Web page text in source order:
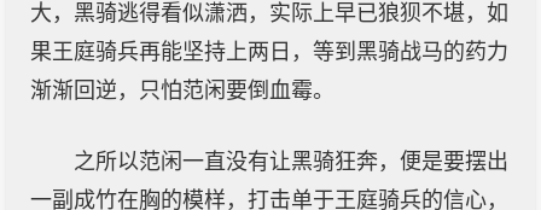
大，黑骑逃得看似潇洒，实际上早已狼狈不堪，如
果王庭骑兵再能坚持上两日，等到黑骑战马的药力
渐渐回逆，只怕范闲要倒血霉。
之所以范闲一直没有让黑骑狂奔，便是要摆出
一副成竹在胸的模样，打击单于王庭骑兵的信心，